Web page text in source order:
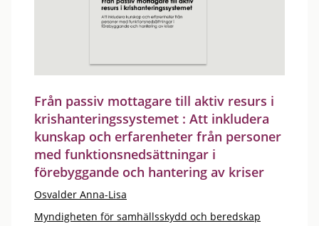
Från passiv mottagare till aktiv resurs i
krishanteringssystemet : Att inkludera
kunskap och erfarenheter från personer
med funktionsnedsättningar i
förebyggande och hantering av kriser
Osvalder Anna-Lisa
Myndigheten för samhällsskydd och beredskap